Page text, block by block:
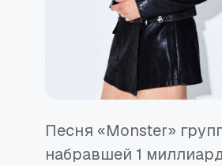
Песня «Monster»
набравшей 1